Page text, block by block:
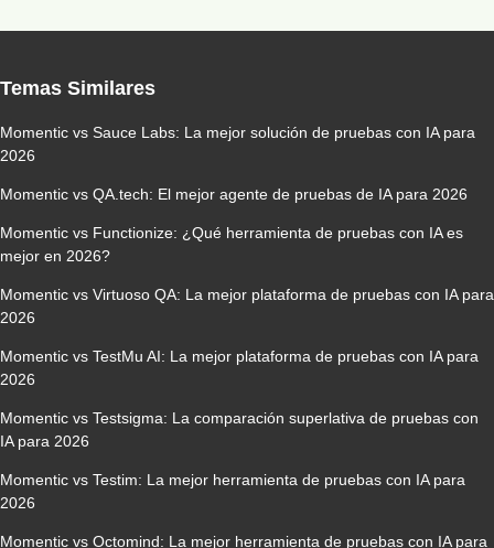
Temas Similares
Momentic vs Sauce Labs: La mejor solución de pruebas con IA para
2026
Momentic vs QA.tech: El mejor agente de pruebas de IA para 2026
Momentic vs Functionize: ¿Qué herramienta de pruebas con IA es
mejor en 2026?
Momentic vs Virtuoso QA: La mejor plataforma de pruebas con IA para
2026
Momentic vs TestMu AI: La mejor plataforma de pruebas con IA para
2026
Momentic vs Testsigma: La comparación superlativa de pruebas con
IA para 2026
Momentic vs Testim: La mejor herramienta de pruebas con IA para
2026
Momentic vs Octomind: La mejor herramienta de pruebas con IA para